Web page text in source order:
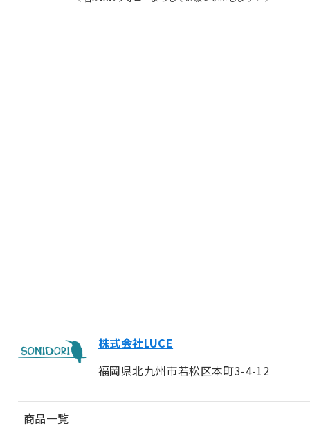
株式会社LUCE
福岡県北九州市若松区本町3-4-12
商品一覧